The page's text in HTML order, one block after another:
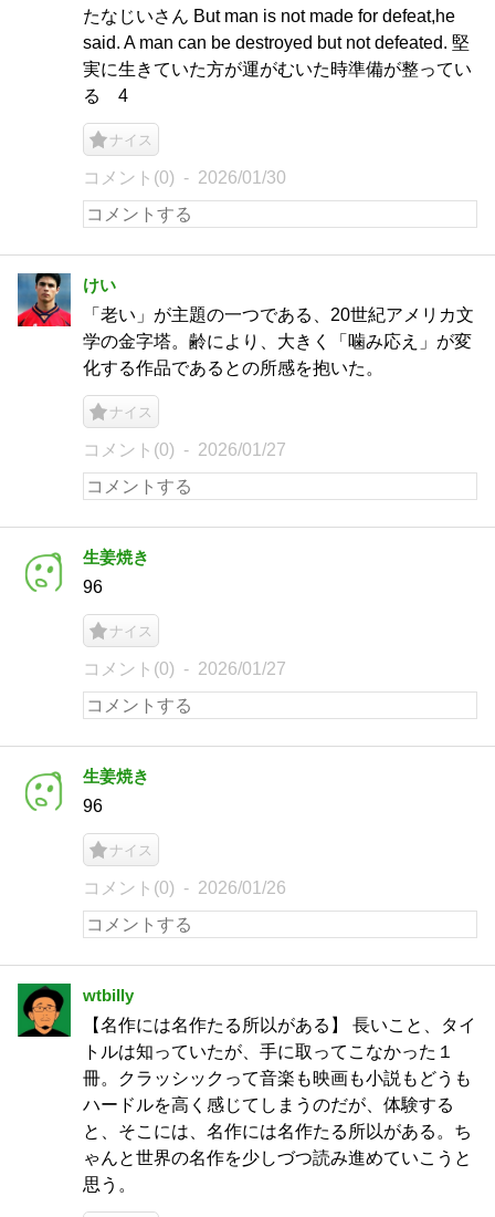
たなじいさん But man is not made for defeat,he
said. A man can be destroyed but not defeated. 堅
実に生きていた方が運がむいた時準備が整ってい
る 4
ナイス
コメント(0) 2026/01/30
けい
「老い」が主題の一つである、20世紀アメリカ文
学の金字塔。齢により、大きく「噛み応え」が変
化する作品であるとの所感を抱いた。
ナイス
コメント(0) 2026/01/27
生姜焼き
96
ナイス
コメント(0) 2026/01/27
生姜焼き
96
ナイス
コメント(0) 2026/01/26
wtbilly
【名作には名作たる所以がある】 長いこと、タイ
トルは知っていたが、手に取ってこなかった１
冊。クラッシックって音楽も映画も小説もどうも
ハードルを高く感じてしまうのだが、体験する
と、そこには、名作には名作たる所以がある。ち
ゃんと世界の名作を少しづつ読み進めていこうと
思う。